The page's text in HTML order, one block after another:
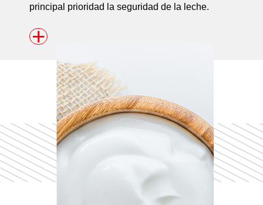
principal prioridad la seguridad de la leche.
+